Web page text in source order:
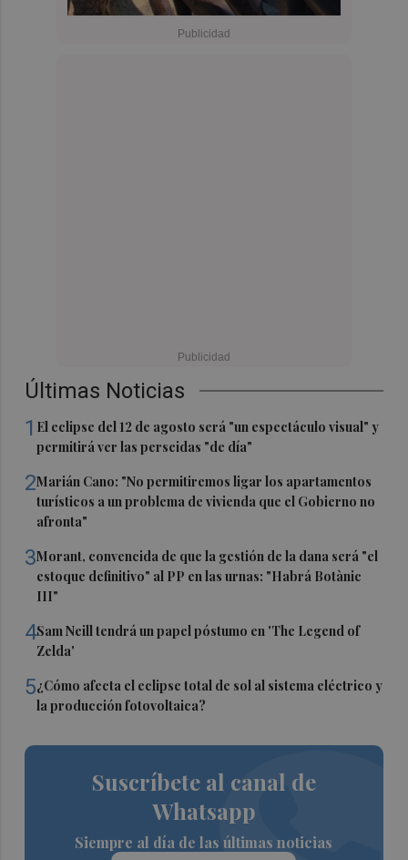
Últimas Noticias
1 El eclipse del 12 de agosto será "un espectáculo visual" y
permitirá ver las perseidas "de día"
2Marián Cano: "No permitiremos ligar los apartamentos
turísticos a un problema de vivienda que el Gobierno no
afronta"
3Morant, convencida de que la gestión de la dana será "el
estoque definitivo" al PP en las urnas: "Habrá Botànic
III"
4Sam Neill tendrá un papel póstumo en 'The Legend of
Zelda'
5¿Cómo afecta el eclipse total de sol al sistema eléctrico y
la producción fotovoltaica?
Suscríbete al canal de
Whatsapp
Siempre al día de las últimas noticias